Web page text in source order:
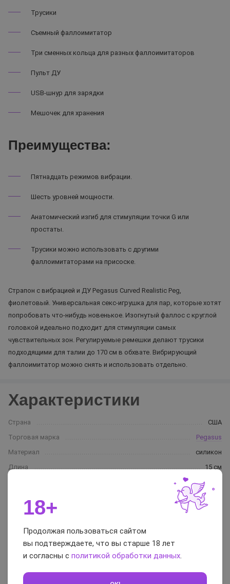
Трусики
Съемный фаллоимитатор
Три сменных кольца для разных фаллоимитаторов
Пульт ДУ
USB-шнур для зарядки
Мешочек для хранения
Преимущества:
Пятнадцать режимов вибрации.
Шесть уровней мощности.
Анатомический изгиб для стимуляции точки G или
простаты.
Трусики можно использовать с другими
фаллоимитаторами на присоске.
Страпон с вибрацией и ДУ Pegasus Curved Realistic Peg,
фиолетовый. Универсальная секс-игрушка для пар, которые хотят
попробовать что-нибудь новенькое. Изогнутый фаллос с круглой
головкой идеально подходит для стимуляции самых
чувствительных зон. Регулируемые ремешки делают трусики
подходящими для талии до 170 см в обхвате. Вибрирующий
фаллоимитатор можно снять и использовать отдельно.
Характеристики
Страна
США
Торговая марка
Pegasus
Материал
силикон
Длина
15 см
3,2 см
Доп. размер ширины
Кол-во режимов вибрации
18+
Продолжая пользоваться сайтом
вы подтверждаете, что вы старше 18 лет
и согласны с политикой обработки данных.